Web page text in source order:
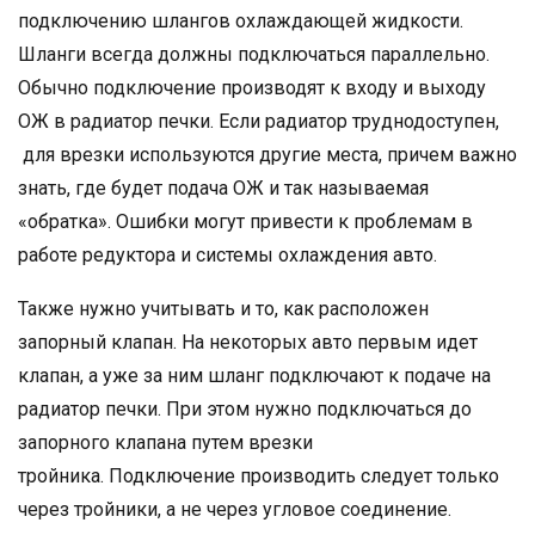
подключению шлангов охлаждающей жидкости.
Шланги всегда должны подключаться параллельно.
Обычно подключение производят к входу и выходу
ОЖ в радиатор печки. Если радиатор труднодоступен,
для врезки используются другие места, причем важно
знать, где будет подача ОЖ и так называемая
«обратка». Ошибки могут привести к проблемам в
работе редуктора и системы охлаждения авто.
Также нужно учитывать и то, как расположен
запорный клапан. На некоторых авто первым идет
клапан, а уже за ним шланг подключают к подаче на
радиатор печки. При этом нужно подключаться до
запорного клапана путем врезки
тройника. Подключение производить следует только
через тройники, а не через угловое соединение.